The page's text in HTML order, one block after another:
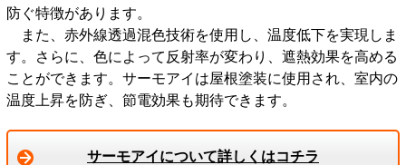
防ぐ特徴があります。
また、赤外線透過混色技術を使用し、温度低下を実現しま
す。さらに、色によって反射率が変わり、遮熱効果を高める
ことができます。サーモアイは屋根塗装に使用され、室内の
温度上昇を防ぎ、節電効果も期待できます。
サーモアイについて詳しくはコチラ